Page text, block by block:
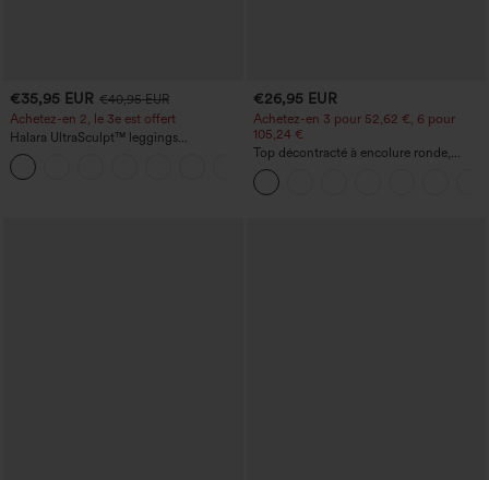
€35,95 EUR €40,95 EUR
Achetez-en 2, le 3e est offert
Halara UltraSculpt™ leggings
d'entraînement taille haute — fronces
liftantes pour le fessier, maintien gainant
du ventre et poche
€26,95 EUR
Achetez-en 3 pour 52,62 €, 6 pour
105,24 €
Top décontracté à encolure ronde,
manches chauve-souris et coupe ample